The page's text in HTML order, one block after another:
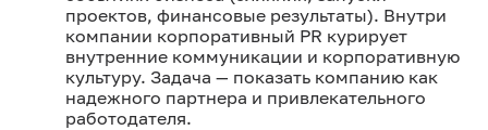
проектов, финансовые результаты). Внутри
компании корпоративный PR курирует
внутренние коммуникации и корпоративную
культуру. Задача — показать компанию как
надежного партнера и привлекательного
работодателя.